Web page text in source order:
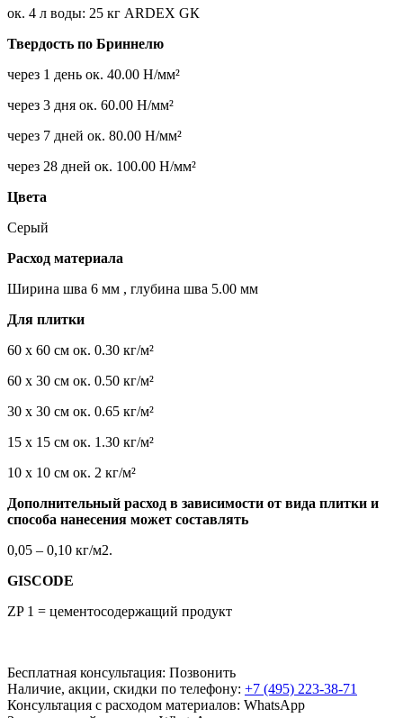
ок. 4 л воды: 25 кг ARDEX GК
Твердость по Бриннелю
через 1 день ок. 40.00 Н/мм²
через 3 дня ок. 60.00 Н/мм²
через 7 дней ок. 80.00 Н/мм²
через 28 дней ок. 100.00 Н/мм²
Цвета
Серый
Расход материала
Ширина шва 6 мм , глубина шва 5.00 мм
Для плитки
60 x 60 см ок. 0.30 кг/м²
60 x 30 см ок. 0.50 кг/м²
30 x 30 см ок. 0.65 кг/м²
15 x 15 см ок. 1.30 кг/м²
10 x 10 см ок. 2 кг/м²
Дополнительный расход в зависимости от вида плитки и
способа нанесения может составлять
0,05 – 0,10 кг/м2.
GISCODE
ZP 1 = цементосодержащий продукт
Бесплатная консультация: Позвонить
Наличие, акции, скидки по телефону: +7 (495) 223-38-71
Консультация с расходом материалов: WhatsApp